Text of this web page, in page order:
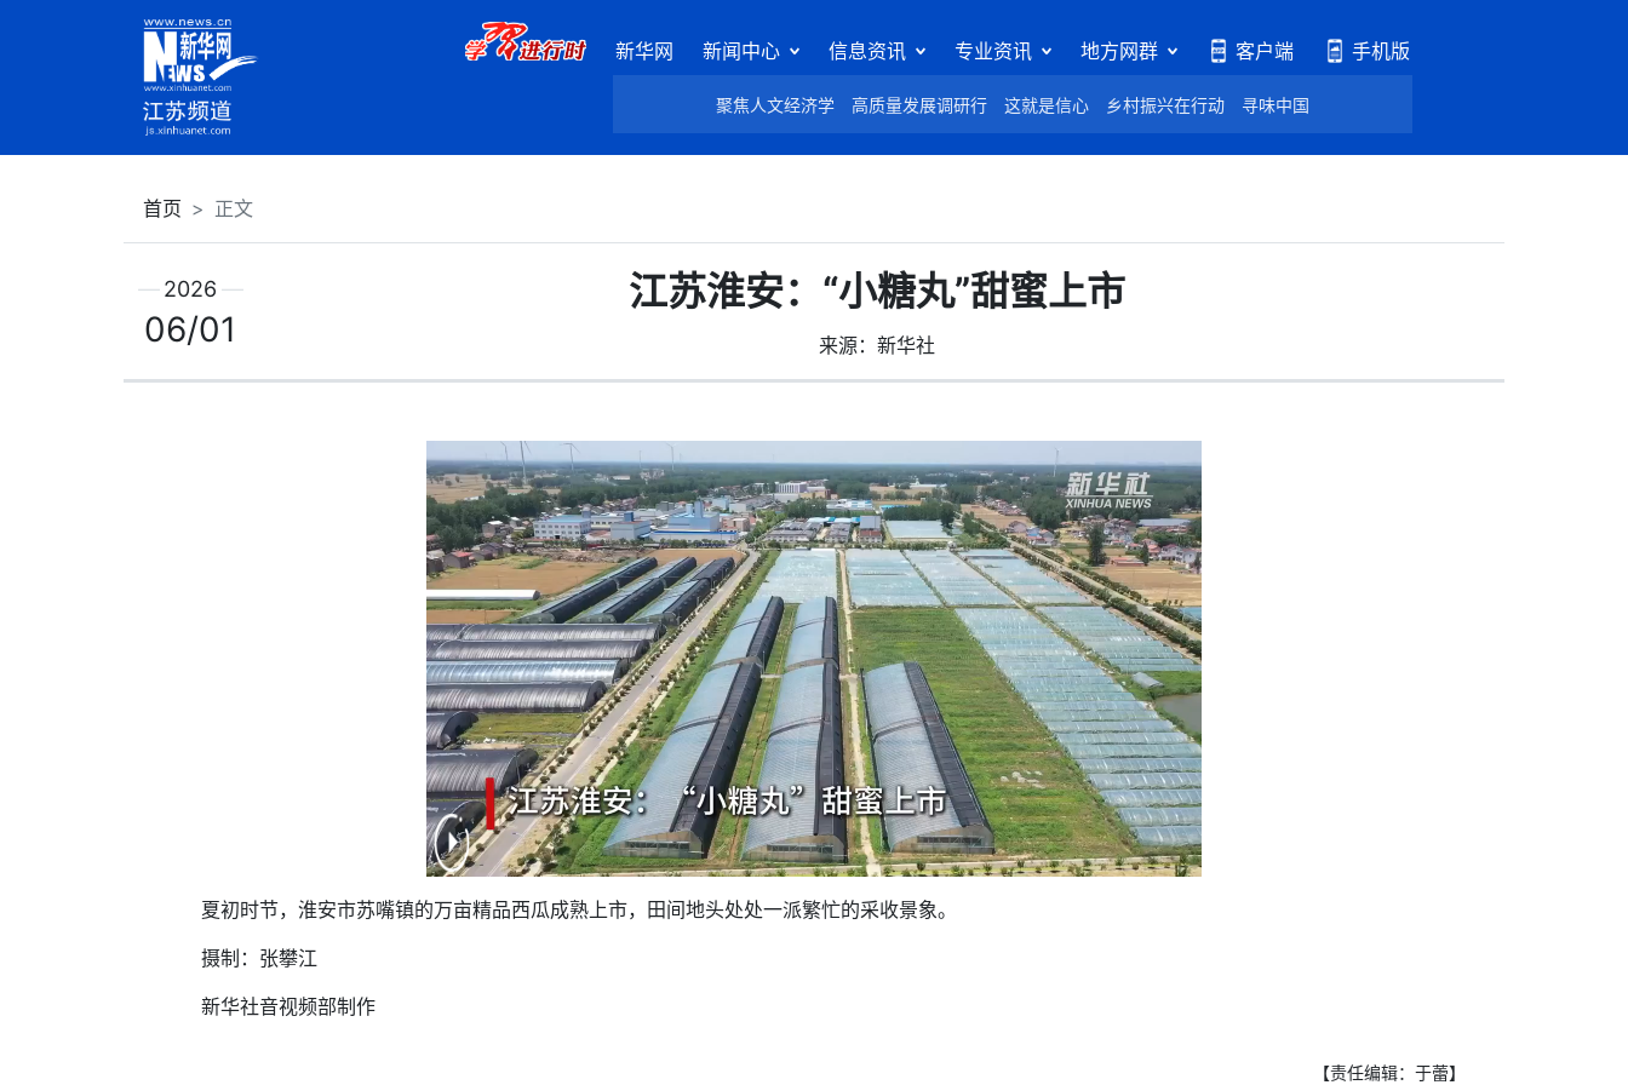
新华网 新闻中心 信息资讯 专业资讯 地方网群 客户端 手机版
聚焦人文经济学 高质量发展调研行 这就是信心 乡村振兴在行动 寻味中国
首页 正文
江苏淮安：“小糖丸”甜蜜上市
来源：新华社
2026
06/01
夏初时节，淮安市苏嘴镇的万亩精品西瓜成熟上市，田间地头处处一派繁忙的采收景象。
摄制：张攀江
新华社音视频部制作
【责任编辑：于蕾】